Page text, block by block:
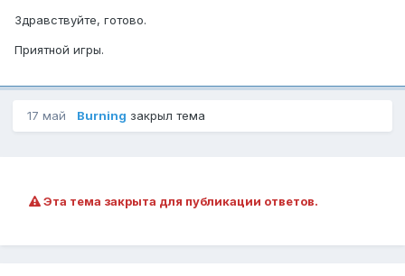
Здравствуйте, готово.
Приятной игры.
17 май Burning закрыл тема
Эта тема закрыта для публикации ответов.